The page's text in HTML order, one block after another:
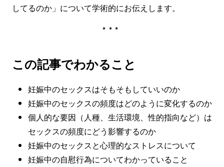
してるのか」について学術的にお伝えします。
***
この記事でわかること
妊娠中のセックスはそもそもしていいのか
妊娠中のセックスの頻度はどのように変化するのか
個人的な要因（人種、生活環境、性的指向など）は
セックスの頻度にどう影響するのか
妊娠中のセックスと心理的なストレスについて
妊娠中の自慰行為についてわかっていること